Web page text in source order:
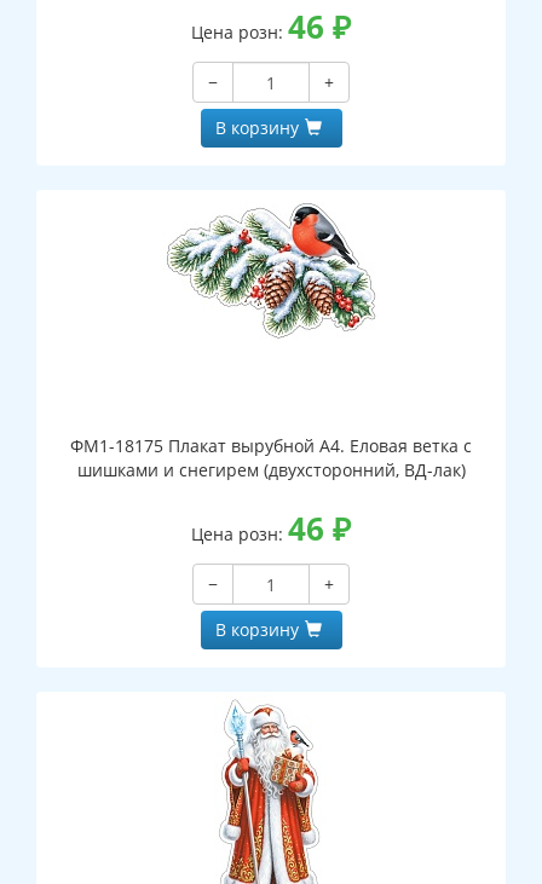
Цена розн: 46 ₽
−
+
В корзину
ФМ1-18175 Плакат вырубной А4. Еловая ветка с
шишками и снегирем (двухсторонний, ВД-лак)
Цена розн: 46 ₽
−
+
В корзину